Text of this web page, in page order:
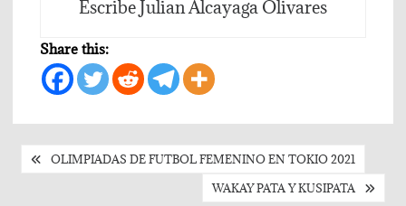
Escribe Julian Alcayaga Olivares
Share this:
PostOLIMPIADAS DE FUTBOL FEMENINO EN TOKIO 2021
WAKAY PATA Y KUSIPATA